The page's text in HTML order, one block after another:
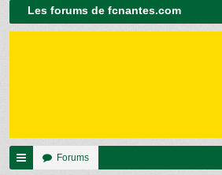
Les forums de fcnantes.com
Forums